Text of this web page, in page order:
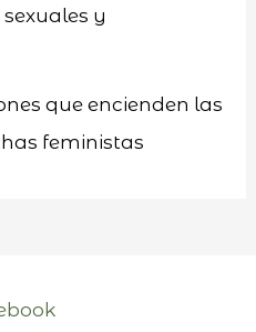
y
que encienden las
feministas